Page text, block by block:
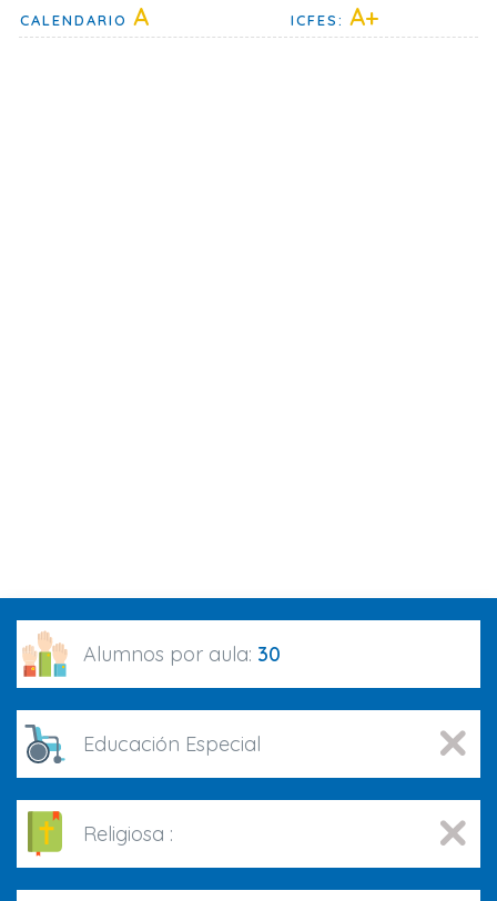
CALENDARIO A ICFES: A+
Alumnos por aula: 30
Educación Especial
Religiosa :